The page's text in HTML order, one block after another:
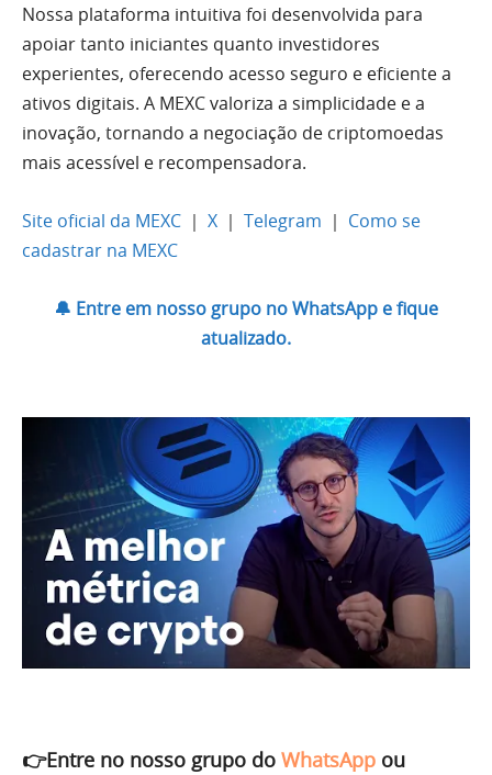
Nossa plataforma intuitiva foi desenvolvida para
apoiar tanto iniciantes quanto investidores
experientes, oferecendo acesso seguro e eficiente a
ativos digitais. A MEXC valoriza a simplicidade e a
inovação, tornando a negociação de criptomoedas
mais acessível e recompensadora.
Site oficial da MEXC ｜ X ｜ Telegram ｜ Como se
cadastrar na MEXC
🔔 Entre em nosso grupo no WhatsApp e fique
atualizado.
👉Entre no nosso grupo do WhatsApp ou